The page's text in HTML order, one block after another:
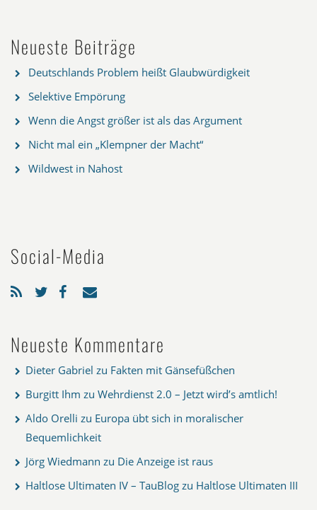
Neueste Beiträge
Deutschlands Problem heißt Glaubwürdigkeit
Selektive Empörung
Wenn die Angst größer ist als das Argument
Nicht mal ein „Klempner der Macht“
Wildwest in Nahost
Social-Media
Neueste Kommentare
Dieter Gabriel zu Fakten mit Gänsefüßchen
Burgitt Ihm zu Wehrdienst 2.0 – Jetzt wird’s amtlich!
Aldo Orelli zu Europa übt sich in moralischer
Bequemlichkeit
Jörg Wiedmann zu Die Anzeige ist raus
Haltlose Ultimaten IV – TauBlog zu Haltlose Ultimaten III